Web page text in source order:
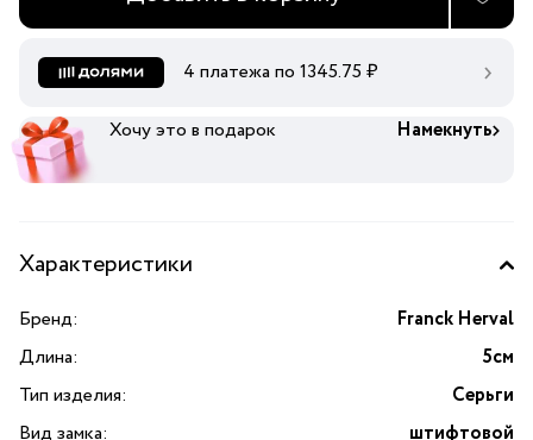
4 платежа по 1345.75 ₽
Хочу это в подарок Намекнуть
Характеристики
Бренд:
Franck Herval
Длина:
5см
Тип изделия:
Серьги
Вид замка:
штифтовой